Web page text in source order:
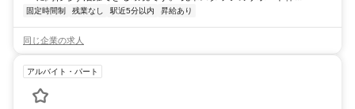
固定時間制 残業なし 駅近5分以内 昇給あり
同じ企業の求人
アルバイト・パート